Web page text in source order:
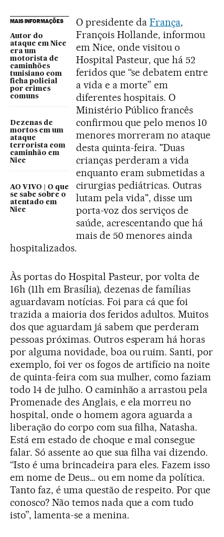
MAIS INFORMAÇÕES
Autor do
ataque em Nice
era um
motorista de
caminhões
tunisiano com
ficha policial
por crimes
comuns
Dezenas de
mortos em um
ataque
terrorista com
caminhão em
Nice
AO VIVO | O que
se sabe sobre o
atentado em
Nice
O presidente da França,
François Hollande, informou
em Nice, onde visitou o
Hospital Pasteur, que há 52
feridos que “se debatem entre
a vida e a morte” em
diferentes hospitais. O
Ministério Público francês
confirmou que pelo menos 10
menores morreram no ataque
desta quinta-feira. "Duas
crianças perderam a vida
enquanto eram submetidas a
cirurgias pediátricas. Outras
lutam pela vida", disse um
porta-voz dos serviços de
saúde, acrescentando que há
mais de 50 menores ainda
hospitalizados.
Às portas do Hospital Pasteur, por volta de
16h (11h em Brasília), dezenas de famílias
aguardavam notícias. Foi para cá que foi
trazida a maioria dos feridos adultos. Muitos
dos que aguardam já sabem que perderam
pessoas próximas. Outros esperam há horas
por alguma novidade, boa ou ruim. Santi, por
exemplo, foi ver os fogos de artifício na noite
de quinta-feira com sua mulher, como faziam
todo 14 de julho. O caminhão a arrastou pela
Promenade des Anglais, e ela morreu no
hospital, onde o homem agora aguarda a
liberação do corpo com sua filha, Natasha.
Está em estado de choque e mal consegue
falar. Só assente ao que sua filha vai dizendo.
“Isto é uma brincadeira para eles. Fazem isso
em nome de Deus… ou em nome da política.
Tanto faz, é uma questão de respeito. Por que
conosco? Não temos nada que a com tudo
isto”, lamenta-se a menina.